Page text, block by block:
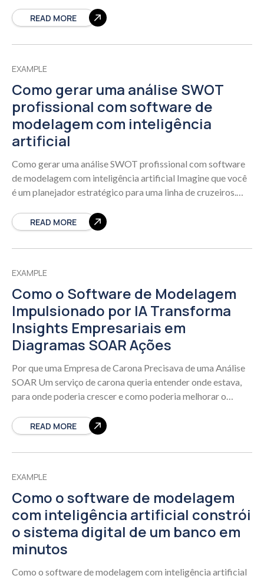
READ MORE
EXAMPLE
Como gerar uma análise SWOT
profissional com software de
modelagem com inteligência
artificial
Como gerar uma análise SWOT profissional com software
de modelagem com inteligência artificial Imagine que você
é um planejador estratégico para uma linha de cruzeiros.
READ MORE
EXAMPLE
Como o Software de Modelagem
Impulsionado por IA Transforma
Insights Empresariais em
Diagramas SOAR Ações
Por que uma Empresa de Carona Precisava de uma Análise
SOAR Um serviço de carona queria entender onde estava,
para onde poderia crescer e como poderia melhorar o
READ MORE
EXAMPLE
Como o software de modelagem
com inteligência artificial constrói
o sistema digital de um banco em
minutos
Como o software de modelagem com inteligência artificial